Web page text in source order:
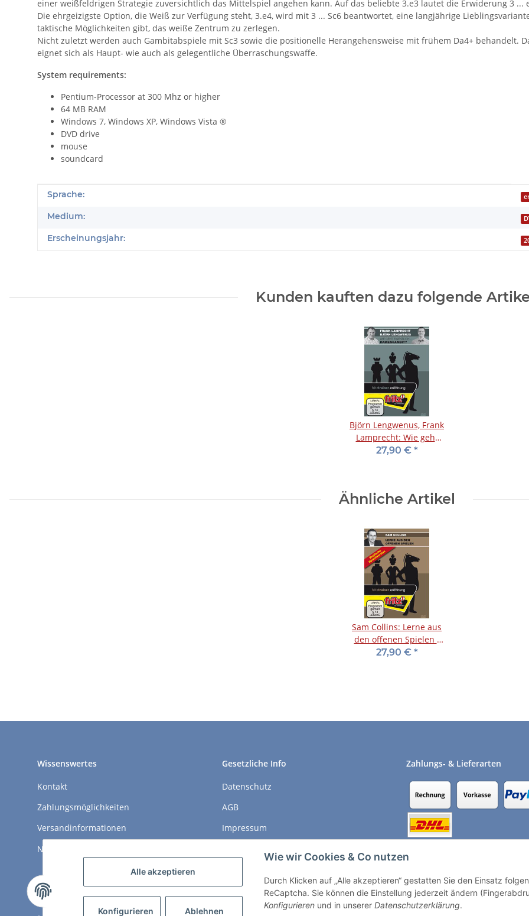
Alle akzeptieren
Konfigurieren Ablehnen
Wie wir Cookies & Co nutzen
Durch Klicken auf „Alle akzeptieren“ gestatten Sie den Einsatz
ReCaptcha. Sie können die Einstellung jederzeit ändern
Konfigurieren und in unserer Datenschutzerklärung.
einer weißfeldrigen Strategie zuversichtlich das Mittelspiel angehen kann. Auf das beliebte 3.e3 lautet die Erwiderung 3 ...
Die ehrgeizigste Option, die Weiß zur Verfügung steht, 3.e4, wird mit 3 ... Sc6 beantwortet, eine langjährige
taktische Möglichkeiten gibt, das weiße Zentrum zu zerlegen.
Nicht zuletzt werden auch Gambitabspiele mit Sc3 sowie die positionelle Herangehensweise mit frühem Da4+ behandelt.
eignet sich als Haupt- wie auch als gelegentliche Überraschungswaffe.
System requirements:
Pentium-Processor at 300 Mhz or higher
64 MB RAM
Windows 7, Windows XP, Windows Vista ®
DVD drive
mouse
soundcard
Produkteigenschaft
Wert
Sprache:
Medium:
Erscheinungsjahr:
Kunden kauften dazu folgende
Björn Lengwenus, Frank
Lamprecht: Wie geht
eigentlich ...
27,90 € *
Ähnliche Artikel
Sam Collins: Lerne aus
den offenen Spielen -
DVD
27,90 € *
Wissenswertes
Kontakt
Zahlungsmöglichkeiten
Versandinformationen
Newsletter
Gesetzliche Info
Datenschutz
AGB
Impressum
Vertrag widerrufen
Zahlungs- & Lieferarten